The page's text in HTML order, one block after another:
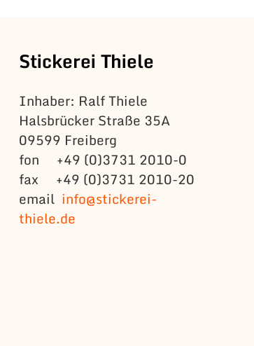
Stickerei Thiele
Inhaber: Ralf Thiele
Halsbrücker Straße 35A
09599 Freiberg
fon +49 (0)3731 2010-0
fax +49 (0)3731 2010-20
email info@stickerei-
thiele.de